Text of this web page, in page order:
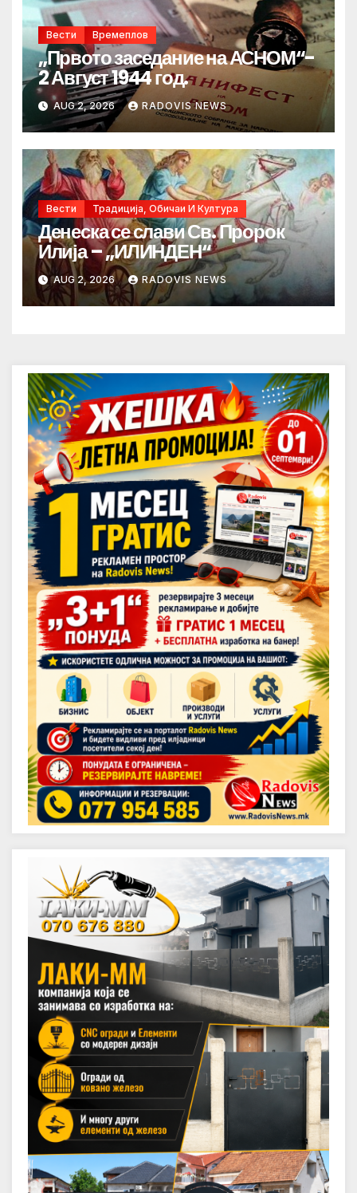
Вести Времеплов
„Првото заседание на АСНОМ“-
2 Август 1944 год.
AUG 2, 2026 RADOVIS NEWS
Вести Традиција, Обичаи И Култура
Денеска се слави Св. Пророк
Илија – „ИЛИНДЕН“
AUG 2, 2026 RADOVIS NEWS